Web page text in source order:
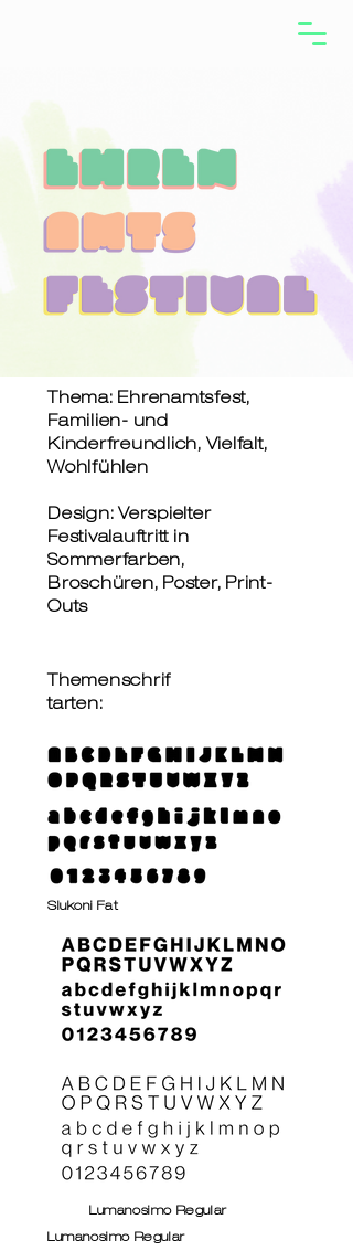
Thema: Ehrenamtsfest,
Familien- und
Kinderfreundlich, Vielfalt,
Wohlfühlen
Design: Verspielter
Festivalauftritt in
Sommerfarben,
Broschüren, Poster, Print-
Outs
Themenschrif
tarten:
Slukoni Fat
Lumanosimo Regular
Lumanosimo Regular